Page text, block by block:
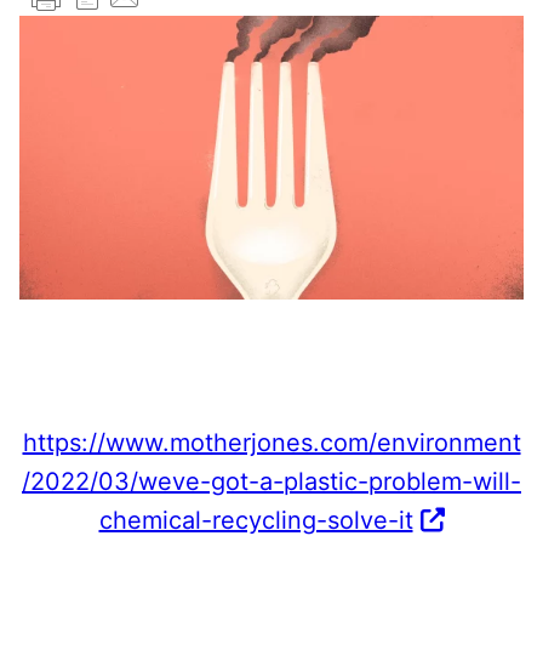
https://www.motherjones.com/environment
/2022/03/weve-got-a-plastic-problem-will-
chemical-recycling-solve-it